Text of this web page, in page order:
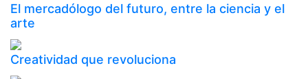
El mercadólogo del futuro, entre la ciencia y el
arte
Creatividad que revoluciona